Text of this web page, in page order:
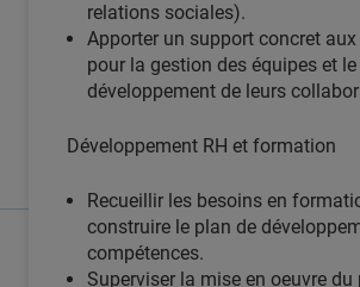
relations sociales).
Apporter un support concret
pour la gestion des équipes et le
développement de leurs
Développement RH et formation
Recueillir les besoins en
construire le plan de
compétences.
Superviser la mise en oeuvre du